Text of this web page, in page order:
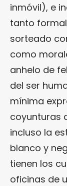
inmóvil), e
tanto
sorteado
como
anhelo de
del ser
mínima
coyunturas
incluso la
blanco y
tienen los
oficinas de